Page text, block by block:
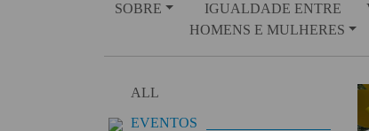
SOBRE
IGUALDADE ENTRE
HOMENS E MULHERES
ALL
EVENTOS